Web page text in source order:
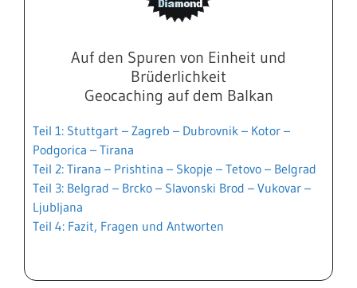
Auf den Spuren von Einheit und
Brüderlichkeit
Geocaching auf dem Balkan
Teil 1: Stuttgart – Zagreb – Dubrovnik – Kotor –
Podgorica – Tirana
Teil 2: Tirana – Prishtina – Skopje – Tetovo – Belgrad
Teil 3: Belgrad – Brcko – Slavonski Brod – Vukovar –
Ljubljana
Teil 4: Fazit, Fragen und Antworten